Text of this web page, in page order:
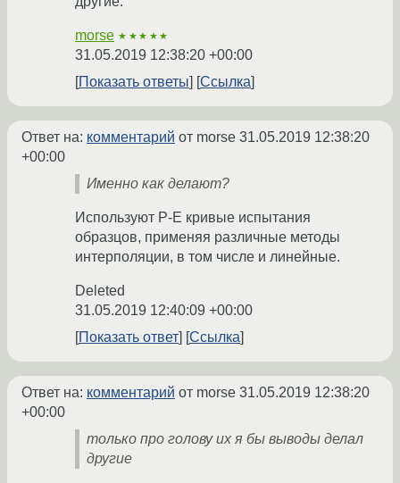
morse ★★★★★
31.05.2019 12:38:20 +00:00
Показать ответы
Ссылка
Ответ на: комментарий от morse 31.05.2019 12:38:20
+00:00
Именно как делают?
Используют P-E кривые испытания
образцов, применяя различные методы
интерполяции, в том числе и линейные.
Deleted
31.05.2019 12:40:09 +00:00
Показать ответ
Ссылка
Ответ на: комментарий от morse 31.05.2019 12:38:20
+00:00
только про голову их я бы выводы делал
другие